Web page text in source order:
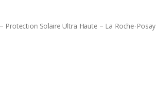
Protection Solaire Ultra Haute – La Roche-Posay